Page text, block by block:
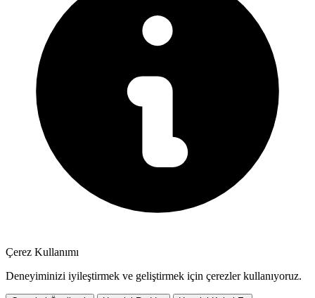
Çerez Kullanımı
Deneyiminizi iyileştirmek ve geliştirmek için çerezler kullanıyoruz.